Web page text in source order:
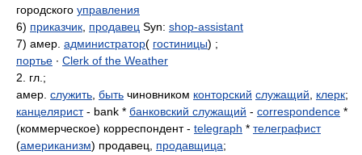
городского управления
6) приказчик продавец Syn: shop-assistant
7) амер. администратор( гостиницы) ;
портье ∙ Clerk of the Weather
2. гл.;
амер. служить быть чиновником конторский служащий клерк;
канцелярист- bank * банковский служащий - correspondence *
(коммерческое) корреспондент - telegraph * телеграфист
(американизм) продавец, продавщица;